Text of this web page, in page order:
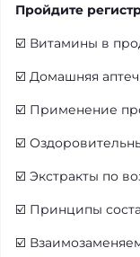
Пройдите
☑️ Витамины в
☑️ Домашняя
☑️ Применение
☑️
☑️ Экстракты по
☑️ Принципы
☑️